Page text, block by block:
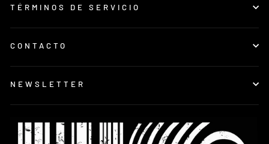
TÉRMINOS DE SERVICIO
CONTACTO
NEWSLETTER